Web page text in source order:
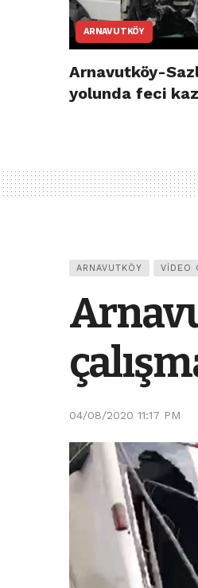
ARNAVUTKÖY
Arnavutköy-
yolunda feci
ARNAVUTKÖY VIDEO
04/08/2020 11:17 PM